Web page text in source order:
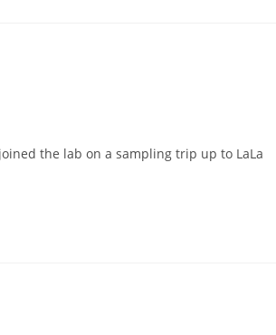
the lab on a sampling trip up to LaLa